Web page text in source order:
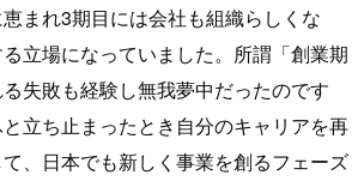
まれ3期目には会社も組織らしくな
立場になっていました。所謂「創業期
失敗も経験し無我夢中だったのです
立ち止まったとき自分のキャリアを再
、日本でも新しく事業を創るフェーズ